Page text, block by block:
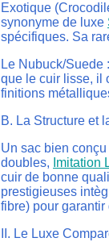
Exotique
synonyme de luxe
spécifiques. Sa
Le Nubuck/Suede
que le cuir lisse, il
finitions
B. La Structure et
Un sac bien
doubles, Imitation
cuir de bonne
prestigieuses
fibre) pour
II. Le Luxe